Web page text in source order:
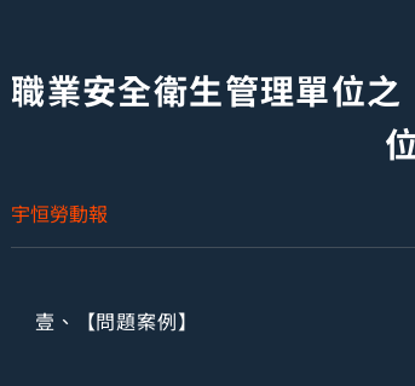
職業安全衛生管理單位
宇恒勞動報
壹、【問題案例】